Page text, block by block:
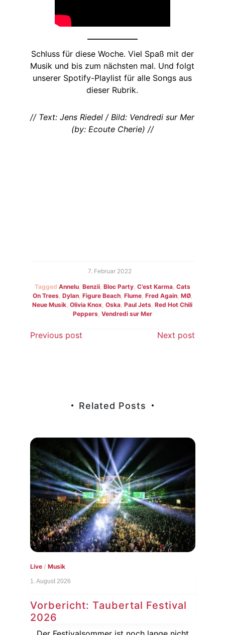
Schluss für diese Woche. Viel Spaß mit der
Musik und bis zum nächsten mal. Und folgt
unserer Spotify-Playlist für alle Songs aus
dieser Rubrik.
// Text: Jens Riedel / Bild: Vendredi sur Mer
(by: Ecoute Cherie) //
7. Februar 2022
Tagged Annelu, Benzii, Bloc Party, C’est Karma, Cats
On Trees, Dylan, Figure Beach, Flume, Fred Again, MØ,
Neue Musik ,Olivia Knox ,Oska ,Paul Jets ,Red Hot Chili
Peppers, Vendredi sur Mer
Beitragsnavigation
Previous post Next post
Related Posts
Live/ Musik
1. August 2026
Vorbericht: Taubertal Festival
2026